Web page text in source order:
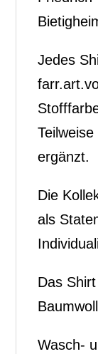
Jedes
ergänzt.
Die
als
Das
Wasch-